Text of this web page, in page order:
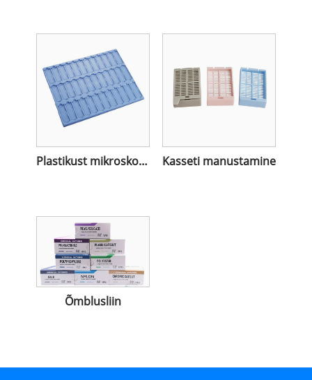
Plastikust mikroskoobi slaidialus Kasseti manustamine
Õmblusliin